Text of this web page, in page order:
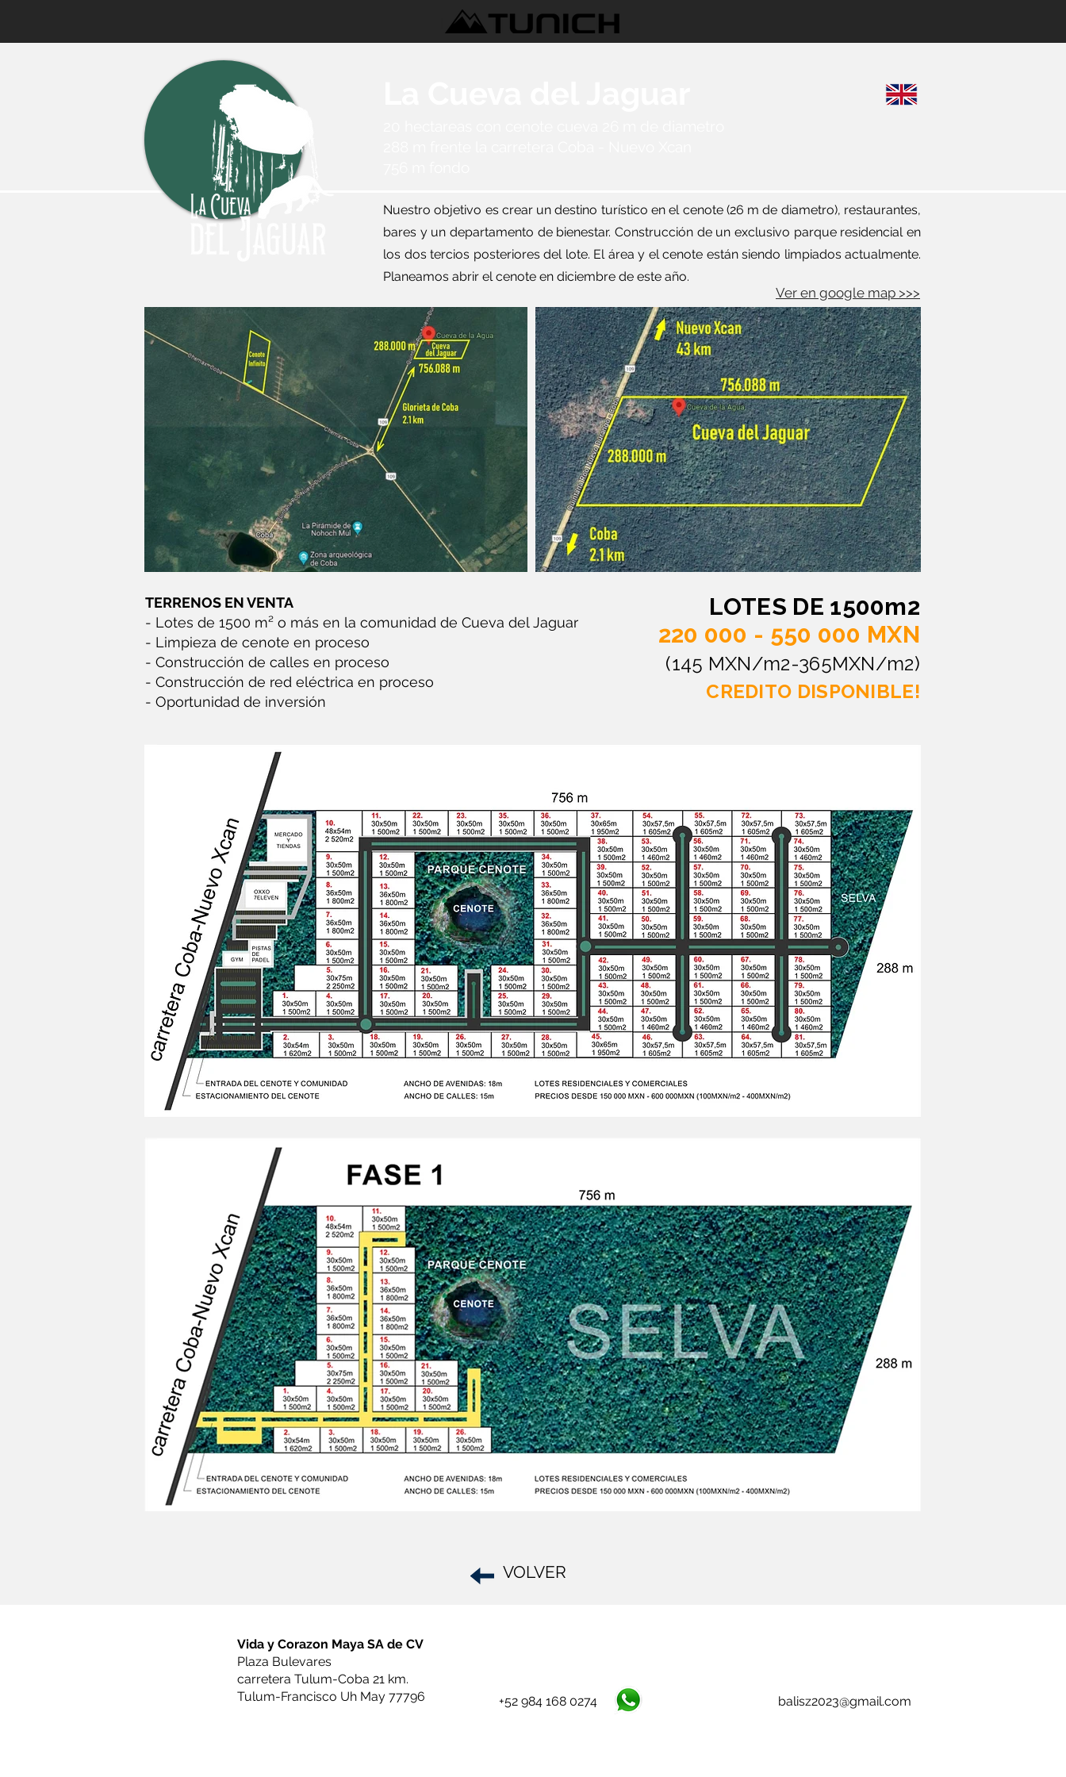
Nuestro objetivo es crear un destino turístico en el cenote (26 m de diametro), restaurantes,
bares y un departamento de bienestar. Construcción de un exclusivo parque residencial en
los dos tercios posteriores del lote. El área y el cenote están siendo limpiados actualmente.
Planeamos abrir el cenote en diciembre de este año.
Ver en google map >>>
TERRENOS EN VENTA
- Lotes de 1500 m² o más en la comunidad de Cueva del Jaguar
- Limpieza de cenote en proceso
- Construcción de calles en proceso
- Construcción de red eléctrica en proceso
- Oportunidad de inversión
LOTES DE 1500m2
220 000 - 550 000 MXN
(145 MXN/m2-365MXN/m2)
CREDITO DISPONIBLE!
VOLVER
Vida y Corazon Maya SA de CV
Plaza Bulevares
carretera Tulum-Coba 21 km.
Tulum-Francisco Uh May 77796
+52 984 168 0274 balisz2023@gmail.com